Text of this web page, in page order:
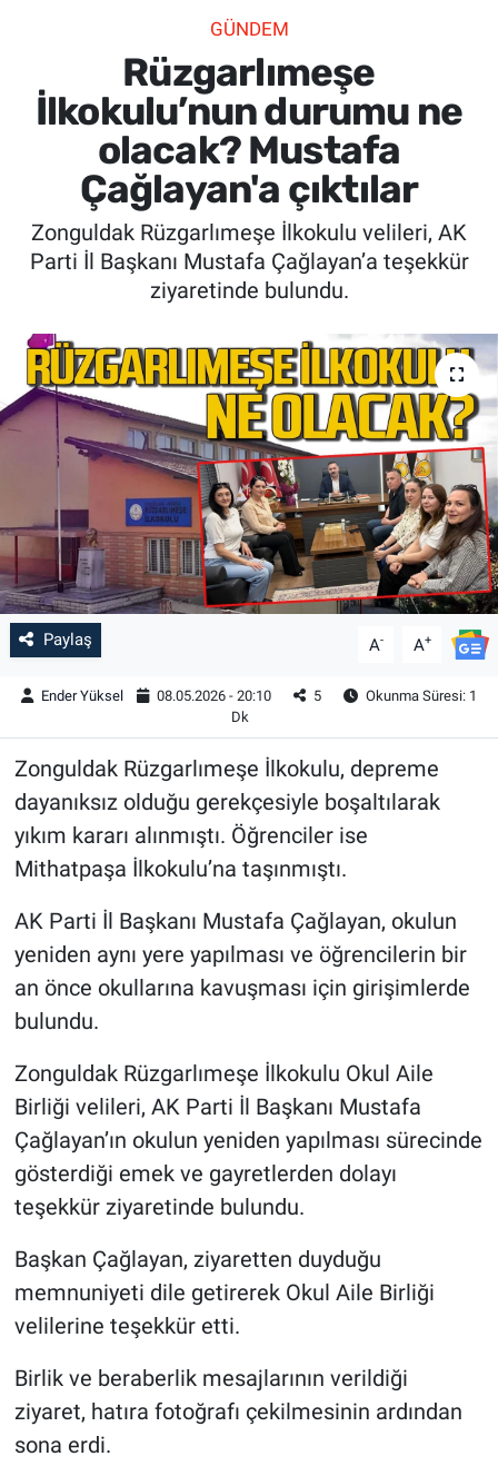
GÜNDEM
Rüzgarlımeşe
İlkokulu’nun durumu ne
olacak? Mustafa
Çağlayan'a çıktılar
Zonguldak Rüzgarlımeşe İlkokulu velileri, AK
Parti İl Başkanı Mustafa Çağlayan’a teşekkür
ziyaretinde bulundu.
Paylaş A- A+
Ender Yüksel 08.05.2026 - 20:10 5
Okunma Süresi: 1
Dk
Zonguldak Rüzgarlımeşe İlkokulu, depreme
dayanıksız olduğu gerekçesiyle boşaltılarak
yıkım kararı alınmıştı. Öğrenciler ise
Mithatpaşa İlkokulu’na taşınmıştı.
AK Parti İl Başkanı Mustafa Çağlayan, okulun
yeniden aynı yere yapılması ve öğrencilerin bir
an önce okullarına kavuşması için girişimlerde
bulundu.
Zonguldak Rüzgarlımeşe İlkokulu Okul Aile
Birliği velileri, AK Parti İl Başkanı Mustafa
Çağlayan’ın okulun yeniden yapılması sürecinde
gösterdiği emek ve gayretlerden dolayı
teşekkür ziyaretinde bulundu.
Başkan Çağlayan, ziyaretten duyduğu
memnuniyeti dile getirerek Okul Aile Birliği
velilerine teşekkür etti.
Birlik ve beraberlik mesajlarının verildiği
ziyaret, hatıra fotoğrafı çekilmesinin ardından
sona erdi.
SPOR
SAĞLIK